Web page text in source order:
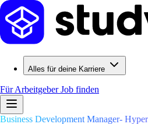
Alles für deine Karriere
Für ArbeitgeberJob finden
Business Development Manager-